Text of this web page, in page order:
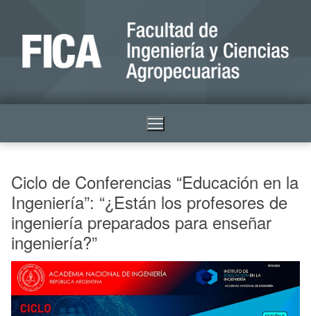
Ciclo de Conferencias “Educación en la
Ingeniería”: “¿Están los profesores de
ingeniería preparados para enseñar
ingeniería?”